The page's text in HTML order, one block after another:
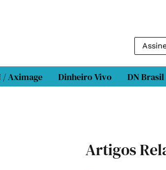
/ Aximage Dinheiro Vivo DN Brasil
Artigos